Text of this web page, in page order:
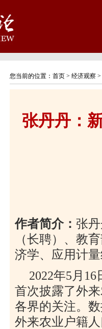
您当前的位置： 首页 > 经济观察 >
张丹丹：
作者简介： 张
（长聘）、教
济学、应用计
2022年5 月 16
首次披露了外
各界的关注。
外来农业户籍